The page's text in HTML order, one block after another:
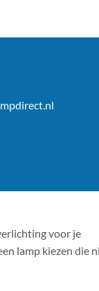
voor je
lamp kiezen die